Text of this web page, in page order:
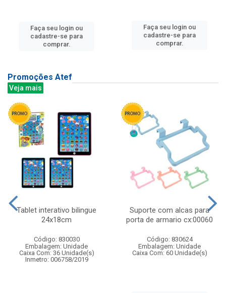
Faça seu login ou
cadastre-se para
comprar.
Faça seu login ou
cadastre-se para
comprar.
Promoções Atef
Veja mais
Tablet interativo bilingue
24x18cm
Código: 830030
Embalagem: Unidade
Caixa Com: 36 Unidade(s)
Inmetro: 006758/2019
Suporte com alcas para
porta de armario cx:00060
Código: 830624
Embalagem: Unidade
Caixa Com: 60 Unidade(s)